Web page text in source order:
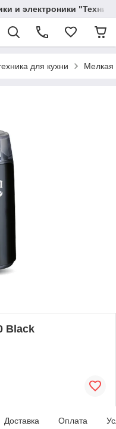
и электроники
для кухни Мелкая
Black
Доставка Оплата